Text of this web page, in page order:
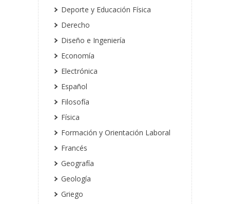
Deporte y Educación Física
Derecho
Diseño e Ingeniería
Economía
Electrónica
Español
Filosofía
Física
Formación y Orientación Laboral
Francés
Geografía
Geología
Griego